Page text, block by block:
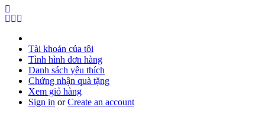
Tài khoản của tôi
Tình hình đơn hàng
Danh sách yêu thích
Chứng nhận quà tặng
Xem giỏ hàng
Sign in orCreate an account